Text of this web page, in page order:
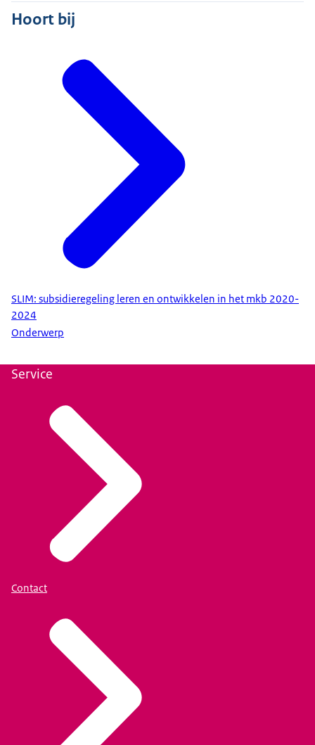
Hoort bij
SLIM: subsidieregeling leren en ontwikkelen in het mkb 2020-
2024
Onderwerp
Service
Contact